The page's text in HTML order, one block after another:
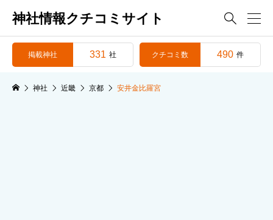
神社情報クチコミサイト 
掲載神社 331 社 クチコミ数 490 件
神社 近畿 京都 安井金比羅宮